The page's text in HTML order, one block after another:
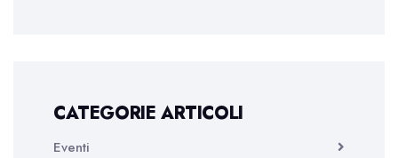
CATEGORIE ARTICOLI
Eventi